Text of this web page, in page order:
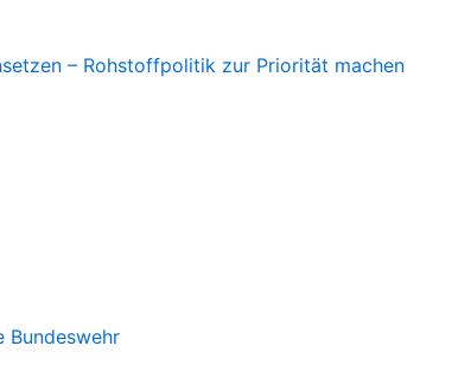
– Rohstoffpolitik zur Priorität machen